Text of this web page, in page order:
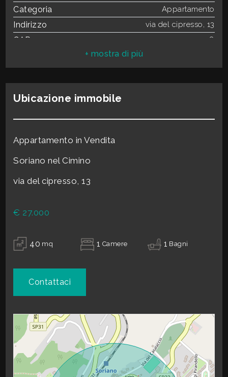
Categoria Appartamento
Indirizzo via del cipresso, 13
CAP 1038
Totale mq 40 mq
Camere 1
Bagni
Locali
Mq Magazzino
Riscaldamento
Termosifoni
Balconi
Camino
Ubicazione immobile
Appartamento in Vendita
Soriano nel Cimino
via del cipresso, 13
€ 27.000
40 mq 1 Camere 1 Bagni
Contattaci
5+
1
2
3
5
5+
minime
Qualsiasi
1